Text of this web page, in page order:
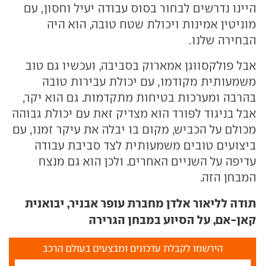
היינו נדרשים לבחור בסוס עבודה יעיל וחסון, עם
מוניטין אמינות ויכולת שטח טובה, הוא היה
הבחירה שלנו.
אבל פולקסווגן אמארוק בסביבה, ועכשיו גם טוב
משמעותית מקודמו, עם יכולת עבירות טובה
בהרבה ומערכות בטיחות מתקדמות. גם הוא יקר,
אבל בניגוד לפורד הוא מצדיק זאת עם יכולת גבוהה
מכולם על הכביש, מקום בו יבלה את עיקר זמנו, עם
ביצועים טובים משמעותית לצד סביבת עבודה
עדיפה על השניים האחרים. ולכן הוא גם מנצח
המבחן הזה.
תודה לליאור אלדן מחברת עופר אבניר, יבואנית
קאן-אם, על הסיוע במבחן הגרירה
הירשמו לקבלת עדכונים ומבצעים בעולם הרכב